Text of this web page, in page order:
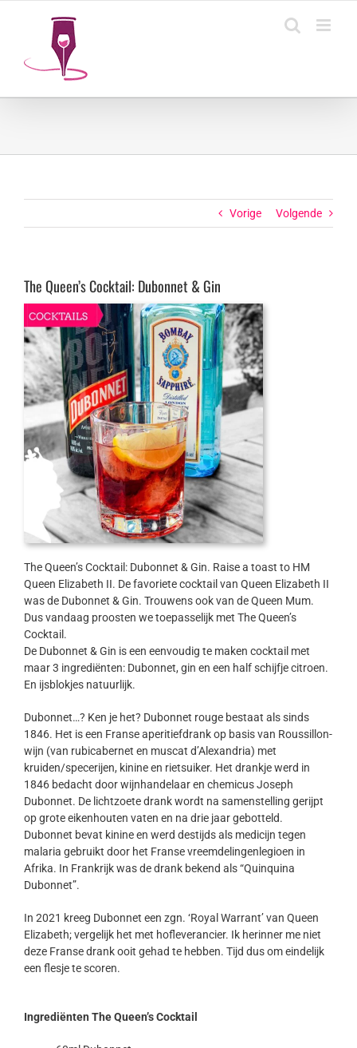
Vorige Volgende
The Queen’s Cocktail: Dubonnet & Gin
The Queen’s Cocktail: Dubonnet & Gin. Raise a toast to HM
Queen Elizabeth II. De favoriete cocktail van Queen Elizabeth II
was de Dubonnet & Gin. Trouwens ook van de Queen Mum.
Dus vandaag proosten we toepasselijk met The Queen’s
Cocktail.
De Dubonnet & Gin is een eenvoudig te maken cocktail met
maar 3 ingrediënten: Dubonnet, gin en een half schijfje citroen.
En ijsblokjes natuurlijk.
Dubonnet…? Ken je het? Dubonnet rouge bestaat als sinds
1846. Het is een Franse aperitiefdrank op basis van Roussillon-
wijn (van rubicabernet en muscat d’Alexandria) met
kruiden/specerijen, kinine en rietsuiker. Het drankje werd in
1846 bedacht door wijnhandelaar en chemicus Joseph
Dubonnet. De lichtzoete drank wordt na samenstelling gerijpt
op grote eikenhouten vaten en na drie jaar gebotteld.
Dubonnet bevat kinine en werd destijds als medicijn tegen
malaria gebruikt door het Franse vreemdelingenlegioen in
Afrika. In Frankrijk was de drank bekend als “Quinquina
Dubonnet”.
In 2021 kreeg Dubonnet een zgn. ‘Royal Warrant’ van Queen
Elizabeth; vergelijk het met hofleverancier. Ik herinner me niet
deze Franse drank ooit gehad te hebben. Tijd dus om eindelijk
een flesje te scoren.
Ingrediënten The Queen’s Cocktail